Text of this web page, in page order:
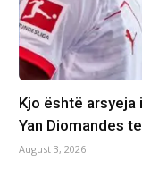
Kjo është
Yan Diomandes
August 3, 2026